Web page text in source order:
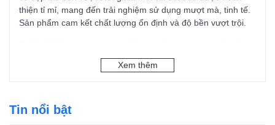
thiện tỉ mỉ, mang đến trải nghiệm sử dụng mượt mà, tinh tế.
Sản phẩm cam kết chất lượng ổn định và độ bền vượt trội.
Logic 225005.2CR tạo điểm nhấn hoàn hảo cho không gian
phòng tắm, từ nhà ở hiện đại đến biệt thự cao cấp hay
Thông tin sản phẩm
Xem thêm
Tin nổi bật